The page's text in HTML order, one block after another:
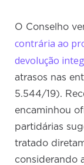
O Conselho
contrária ao
devolução
atrasos nas
5.544/19).
encaminhou
partidárias
tratado
considerando